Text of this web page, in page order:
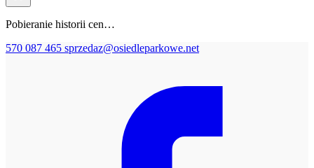
Pobieranie historii cen…
570 087 465 sprzedaz@osiedleparkowe.net